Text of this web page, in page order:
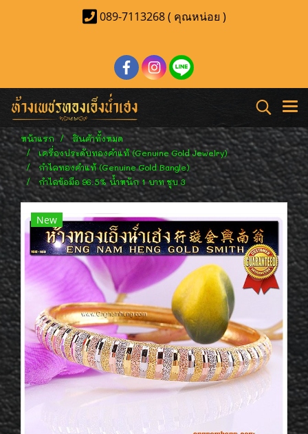
089-7113268 ( คุณหน่อย )
หน้าแรก
สินค้าทั้งหมด
เครื่องประดับทองคำแท้ (Genuine Gold Jewelry)
กำไลทองคำแท้ (Genuine Gold Bangle)
กำไลข้อมือ 96.5% น้ำหนัก 1 บาท ชุบ 3
New